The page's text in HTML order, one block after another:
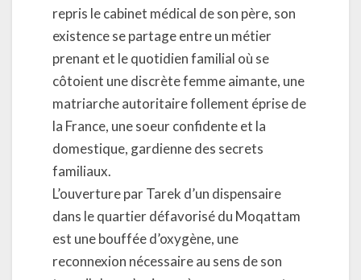
repris le cabinet médical de son père, son
existence se partage entre un métier
prenant et le quotidien familial où se
côtoient une discrète femme aimante, une
matriarche autoritaire follement éprise de
la France, une soeur confidente et la
domestique, gardienne des secrets
familiaux.
L’ouverture par Tarek d’un dispensaire
dans le quartier défavorisé du Moqattam
est une bouffée d’oxygène, une
reconnexion nécessaire au sens de son